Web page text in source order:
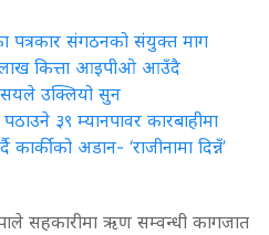
पत्रकार संगठनको संयुक्त माग
लाख कित्ता आइपीओ आउँदै
सयले उक्लियो सुन
पठाउने ३९ म्यानपावर कारबाहीमा
अडान- ‘राजीनामा दिन्नँ’
सहकारीमा ऋण सम्वन्धी कागजात